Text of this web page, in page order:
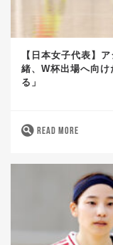
【日本女子代表】
緒、W杯出場へ向
る」
READ MORE